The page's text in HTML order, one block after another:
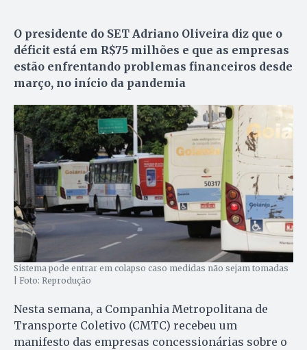
O presidente do SET Adriano Oliveira diz que o
déficit está em R$75 milhões e que as empresas
estão enfrentando problemas financeiros desde
março, no início da pandemia
Sistema pode entrar em colapso caso medidas não sejam tomadas
| Foto: Reprodução
Nesta semana, a Companhia Metropolitana de
Transporte Coletivo (CMTC) recebeu um
manifesto das empresas concessionárias sobre o